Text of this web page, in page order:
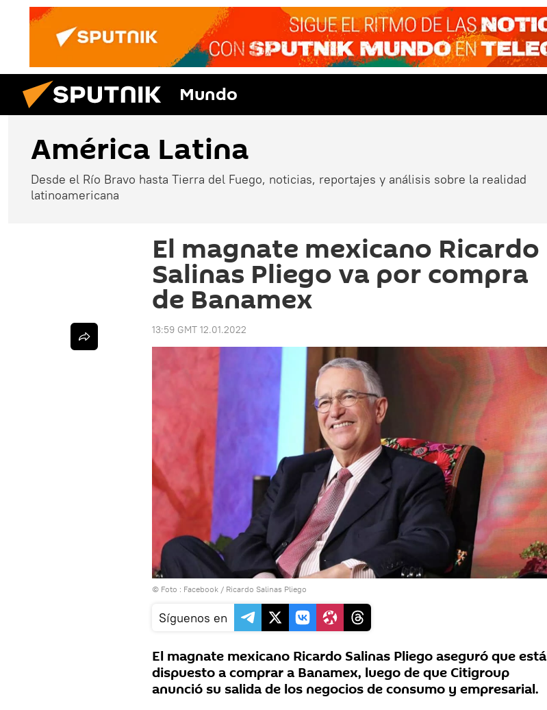
Mundo
América Latina
Desde el Río Bravo hasta Tierra del Fuego, noticias, reportajes y análisis sobre la realidad
latinoamericana
El magnate mexicano Ricardo
Salinas Pliego va por compra
de Banamex
13:59 GMT 12.01.2022
© Foto : Facebook / Ricardo Salinas Pliego
Síguenos en
El magnate mexicano Ricardo Salinas Pliego aseguró que está
dispuesto a comprar a Banamex, luego de que Citigroup
anunció su salida de los negocios de consumo y empresarial.